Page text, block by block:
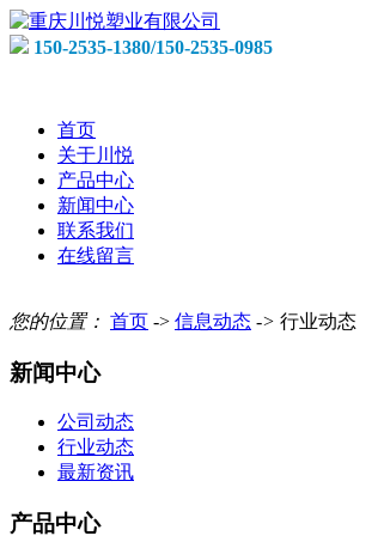
150-2535-1380/150-2535-0985
首页
关于川悦
产品中心
新闻中心
联系我们
在线留言
您的位置： 首页 -> 信息动态 -> 行业动态
新闻中心
公司动态
行业动态
最新资讯
产品中心